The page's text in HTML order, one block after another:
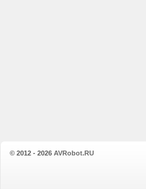
© 2012 - 2026 AVRobot.RU